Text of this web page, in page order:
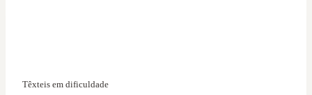
Têxteis em dificuldade